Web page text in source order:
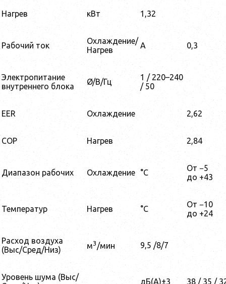
Нагрев кВт 1,32
Рабочий ток
Охлаждение/
Нагрев
A 0,3
Электропитание
внутреннего блока
Ø/В/Гц
1 / 220–240
/ 50
EER Охлаждение 2,62
COP Нагрев 2,84
Диапазон рабочих Охлаждение °C
От −5
до +43
Температур Нагрев °C
От −10
до +24
Расход воздуха
(Выс/Сред/Низ)
м3/мин 9,5 /8/7
Уровень шума (Выс/
дБ(А)±3 38 / 35 /